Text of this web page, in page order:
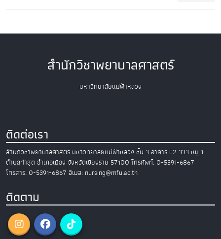
สำนักวิชาพยาบาลศาสตร์
มหาวิทยาลัยแม่ฟ้าหลวง
ติดต่อเรา
สำนักวิชาพยาบาลศาสตร์ มหาวิทยาลัยแม่ฟ้าหลวง ชั้น 3 อาคาร E2 333 หมู่ 1
ตำบลท่าสุด อำเภอเมือง จังหวัดเชียงราย 57100 โทรศัพท์. 0-5391-6867
โทรสาร. 0-5391-6867 อีเมล: nursing@mfu.ac.th
ติดตาม